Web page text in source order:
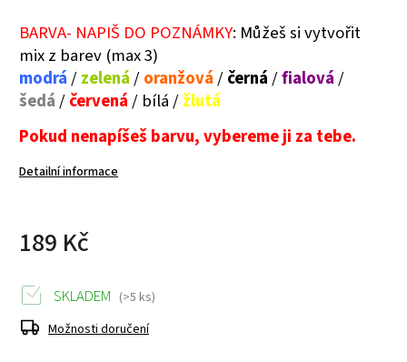
BARVA- NAPIŠ DO POZNÁMKY: Můžeš si vytvořit
mix z barev (max 3)
modrá/zelená/oranžová/černá/fialová/
šedá/červená/ bílá /žlutá
Pokud nenapíšeš barvu, vybereme ji za tebe.
Detailní informace
189 Kč
SKLADEM (>5 ks)
Možnosti doručení